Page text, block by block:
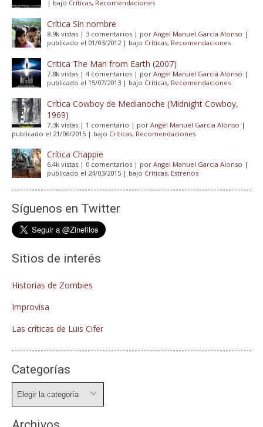
| bajo Críticas, Recomendaciones
Crítica Sin nombre
8.9k vistas | 3 comentarios | por Angel Manuel Garcia Alonso |
publicado el 01/03/2012| bajo Críticas, Recomendaciones
Critica The Man from Earth (2007)
7.8k vistas | 4 comentarios | por Angel Manuel Garcia Alonso |
publicado el 15/07/2013 | bajo Críticas, Recomendaciones
Crítica Cowboy de Medianoche (Midnight Cowboy,
1969)
7.3k vistas | 1 comentario | por Angel Manuel Garcia Alonso |
publicado el 21/06/2015 | bajo Críticas, Recomendaciones
Crítica Chappie
6.4k vistas | 0 comentarios | por Angel Manuel Garcia Alonso |
publicado el 24/03/2015 | bajo Críticas, Estrenos
Síguenos en Twitter
Sitios de interés
Historias de Zombies
Improvisa
Las críticas de Luis Cifer
Categorías